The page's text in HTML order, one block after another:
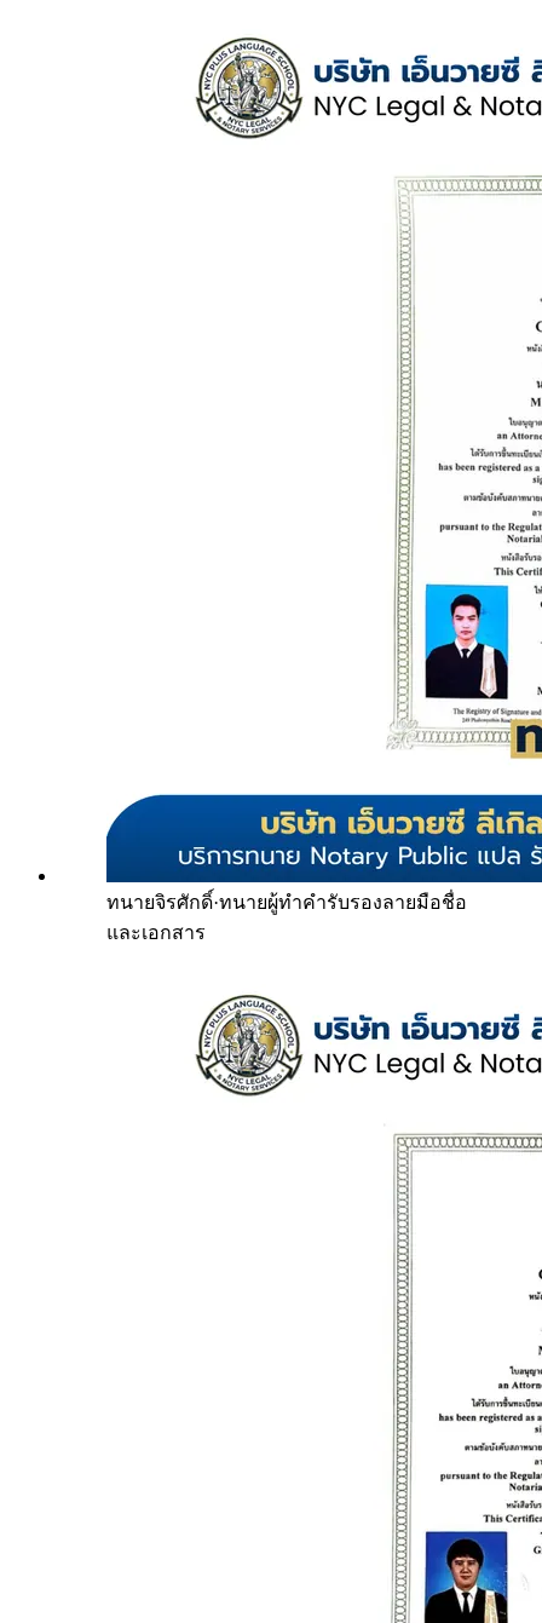
ทนายจิรศักดิ์·ทนายผู้ทำคำรับรองลายมือชื่อ
และเอกสาร